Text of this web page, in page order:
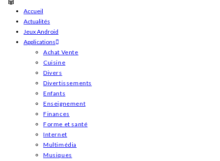
Skip
content
Accueil
Actualités
Jeux Android
Applications
Achat Vente
Cuisine
Divers
Divertissements
Enfants
Enseignement
Finances
Forme et santé
Internet
Multimédia
Musiques